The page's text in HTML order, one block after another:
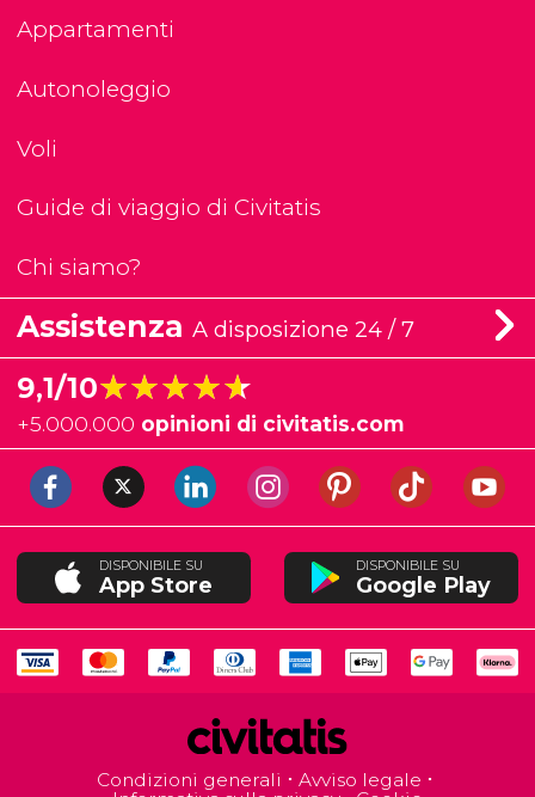
Appartamenti
Autonoleggio
Voli
Guide di viaggio di Civitatis
Chi siamo?
Assistenza A disposizione 24 / 7
9,1/10★★★★★
★★★★★
+5.000.000 opinioni di civitatis.com
DISPONIBILE SU
App Store
DISPONIBILE SU
Google Play
Condizioni generali
Avviso legale